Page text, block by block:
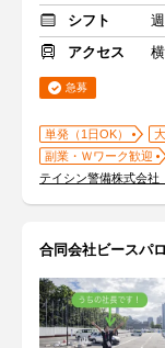
シフト
アクセス
急募
単発（1日OK）
副業・Ｗワーク歓迎
テイシン警備株式会
合同会社ビース